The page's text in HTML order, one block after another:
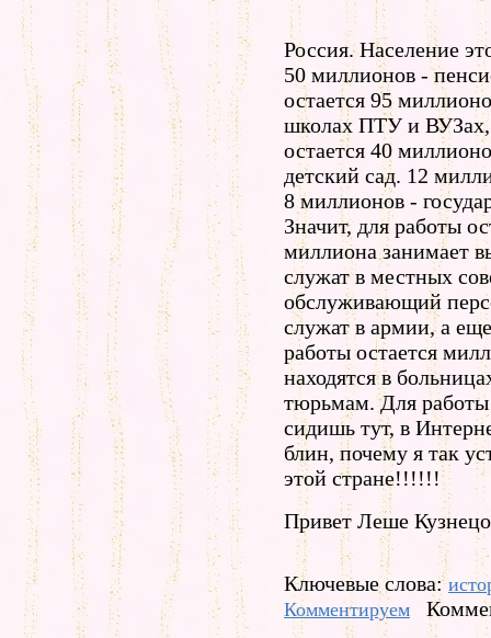
Россия. Население
50 миллионов -
остается 95
школах ПТУ и ВУЗах,
остается 40
детский сад. 12
8 миллионов -
Значит, для работы
миллиона занимает
служат в местных
обслуживающий
служат в армии, а
работы остается
находятся в
тюрьмам. Для работы
сидишь тут, в
блин, почему я так
этой стране!!!!!!
Привет Леше
Ключевые слова:
Комментируем